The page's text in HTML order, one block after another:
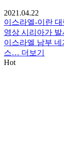
2021.04.22
이스라엘-이란
영상 시리아가
이스라엘 남부 네
스… 더보기
Hot